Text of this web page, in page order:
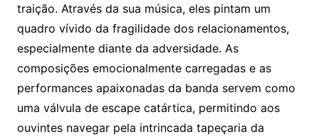
traição. Através da sua música, eles pintam um
quadro vívido da fragilidade dos relacionamentos,
especialmente diante da adversidade. As
composições emocionalmente carregadas e as
performances apaixonadas da banda servem como
uma válvula de escape catártica, permitindo aos
ouvintes navegar pela intrincada tapeçaria da